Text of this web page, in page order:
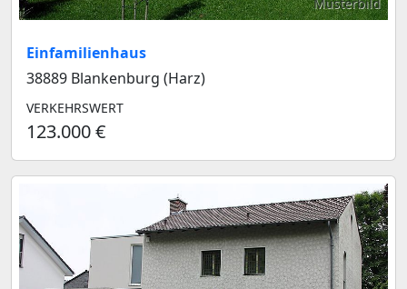
Einfamilienhaus
38889 Blankenburg (Harz)
VERKEHRSWERT
123.000 €